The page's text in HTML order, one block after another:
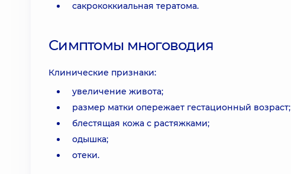
сакрококкиальная тератома.
Симптомы многоводия
Клинические признаки:
увеличение живота;
размер матки опережает гестационный возраст;
блестящая кожа с растяжками;
одышка;
отеки.